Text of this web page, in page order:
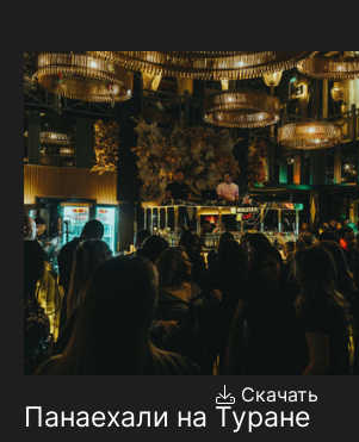
Скачать
Панаехали на Туране